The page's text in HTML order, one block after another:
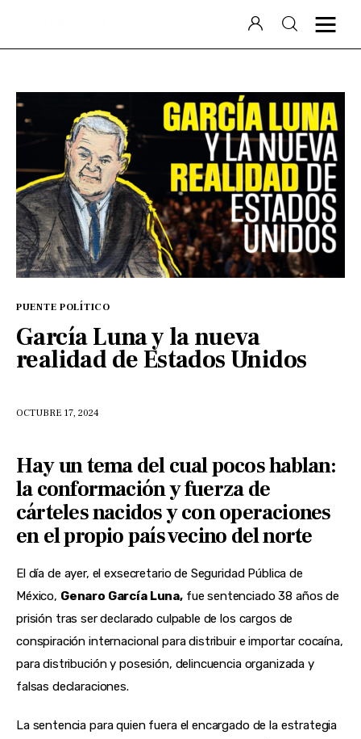
Laura Puente
Puente Político
Videocolumna
Podcast
Especiales
PUENTE POLÍTICO
García Luna y la nueva
realidad de Estados Unidos
OCTUBRE 17, 2024
Hay un tema del cual pocos hablan:
la conformación y fuerza de
cárteles nacidos y con operaciones
en el propio país vecino del norte
El día de ayer, el exsecretario de Seguridad Pública de
México, Genaro García Luna,fue sentenciado 38 años de
prisión tras ser declarado culpable de los cargos de
conspiración internacional para distribuir e importar cocaína,
para distribución y posesión, delincuencia organizada y
falsas declaraciones.
La sentencia para quien fuera el encargado de la estrategia